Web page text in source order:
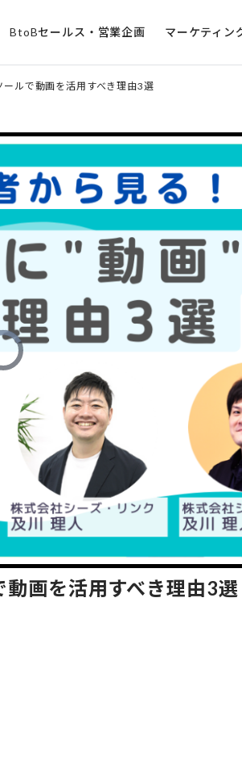
BtoBセールス・営業企画 マーケティン
ルで動画を活用すべき理由3選
画を活用すべき理由3選